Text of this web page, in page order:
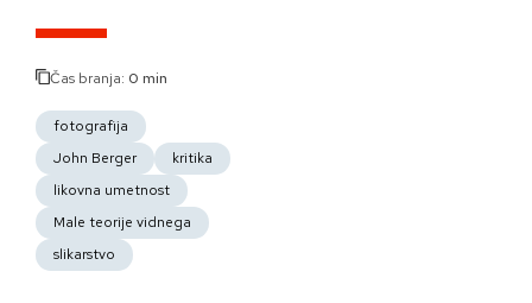
Čas branja: 0 min
fotografija
John Berger
kritika
likovna umetnost
Male teorije vidnega
slikarstvo